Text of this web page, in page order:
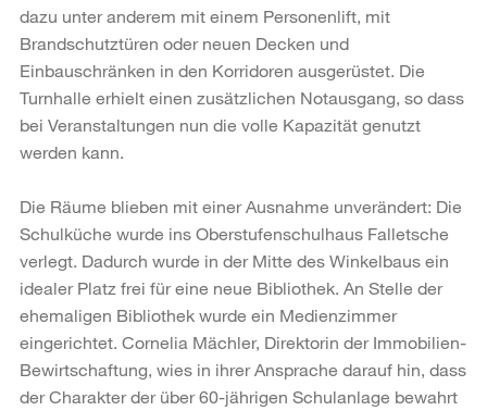
dazu unter anderem mit einem Personenlift, mit
Brandschutztüren oder neuen Decken und
Einbauschränken in den Korridoren ausgerüstet. Die
Turnhalle erhielt einen zusätzlichen Notausgang, so dass
bei Veranstaltungen nun die volle Kapazität genutzt
werden kann.
Die Räume blieben mit einer Ausnahme unverändert: Die
Schulküche wurde ins Oberstufenschulhaus Falletsche
verlegt. Dadurch wurde in der Mitte des Winkelbaus ein
idealer Platz frei für eine neue Bibliothek. An Stelle der
ehemaligen Bibliothek wurde ein Medienzimmer
eingerichtet. Cornelia Mächler, Direktorin der Immobilien-
Bewirtschaftung, wies in ihrer Ansprache darauf hin, dass
der Charakter der über 60-jährigen Schulanlage bewahrt